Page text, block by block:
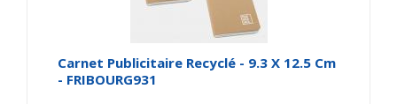
Carnet Publicitaire Recyclé - 9.3 X 12.5 Cm
- FRIBOURG931